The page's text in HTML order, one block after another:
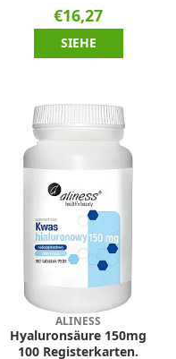
€16,27
SIEHE
ALINESS
Hyaluronsäure 150mg
100 Registerkarten.